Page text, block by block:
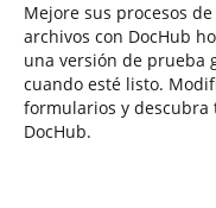
Mejore sus procesos
archivos con DocHub
una versión de prueba
cuando esté listo.
formularios y descubra
DocHub.